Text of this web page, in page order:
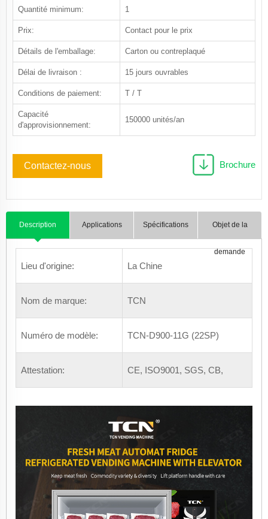
Quantité minimum: 1
Prix: Contact pour le prix
Détails de l'emballage: Carton ou contreplaqué
Délai de livraison : 15 jours ouvrables
Conditions de paiement: T / T
Capacité
d'approvisionnement:
150000 unités/an
Contactez-nous Brochure
Description Applications Spécifications Objet de la
demande
Lieu d'origine: La Chine
Nom de marque: TCN
Numéro de modèle: TCN-D900-11G (22SP)
Attestation: CE, ISO9001, SGS, CB,